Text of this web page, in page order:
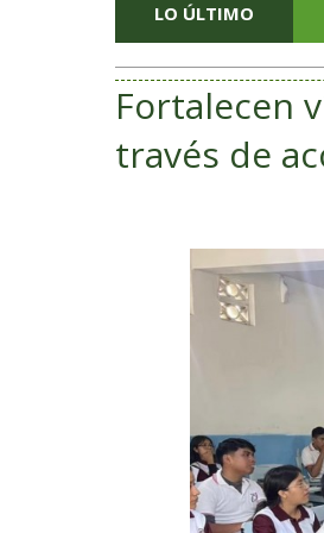
LO ÚLTIMO
Fortalecen
través de